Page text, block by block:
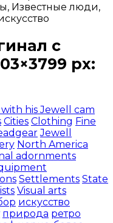
Известные люди,
с
px:
his Jewell cam
Cities Clothing Fine
Jewell
North America
adornments
Settlements State
Visual arts
искусство
природа ретро